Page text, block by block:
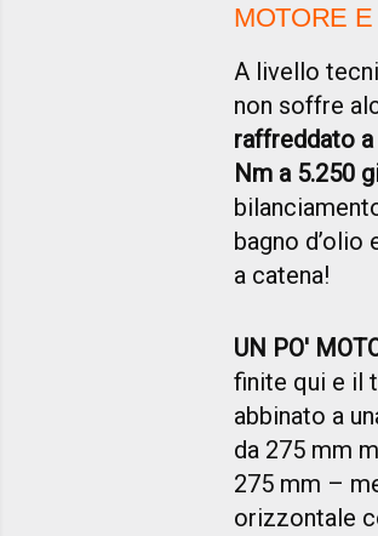
MOTORE
A livello
non soffre
raffreddato
Nm a 5.250
bagno
a catena!
UN PO'
finite qui e il
abbinato a
da 275 mm
275 mm –
orizzontale